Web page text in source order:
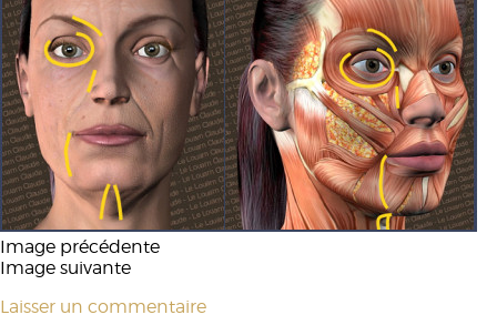
Image précédente
Image suivante
Laisser un commentaire